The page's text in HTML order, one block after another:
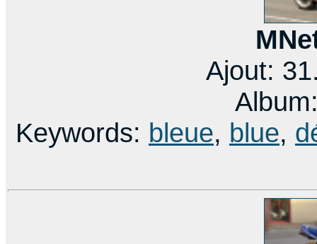
Ajout:
Keywords: bleue, blue,